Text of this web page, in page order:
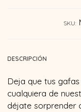
SKU:
DESCRIPCIÓN
Deja que tus
cualquiera de
déjate sorprender